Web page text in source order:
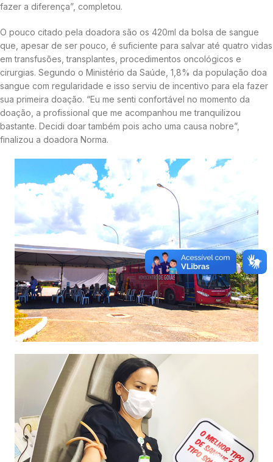
fazer a diferença”, completou.
O pouco citado pela doadora são os 420ml da bolsa de sangue
que, apesar de ser pouco, é suficiente para salvar até quatro vidas
em transfusões, transplantes, procedimentos oncológicos e
cirurgias. Segundo o Ministério da Saúde, 1,8% da população doa
sangue com regularidade e isso serviu de incentivo para ela fazer
sua primeira doação. “Eu me senti confortável no momento da
doação, a profissional que me acompanhou me tranquilizou
bastante. Decidi doar também pois acho uma causa nobre”,
finalizou a doadora Norma.